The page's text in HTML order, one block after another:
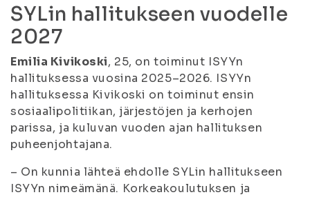
SYLin hallitukseen vuodelle
2027
Emilia Kivikoski, 25, on toiminut ISYYn
hallituksessa vuosina 2025–2026. ISYYn
hallituksessa Kivikoski on toiminut ensin
sosiaalipolitiikan, järjestöjen ja kerhojen
parissa, ja kuluvan vuoden ajan hallituksen
puheenjohtajana.
– On kunnia lähteä ehdolle SYLin hallitukseen
ISYYn nimeämänä. Korkeakoulutuksen ja